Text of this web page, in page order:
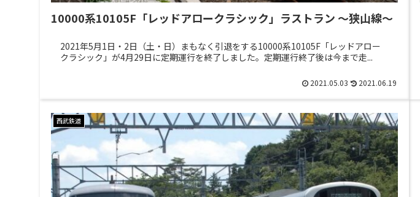
10000系10105F「レッドアロークラシック」ラストラン ～狭山線～
2021年5月1日・2日（土・日）まもなく引退をする10000系10105F「レッドアロー
クラシック」が4月29日に定期運行を終了しました。定期運行終了後は今まで走...
2021.05.03 2021.06.19
西武鉄道